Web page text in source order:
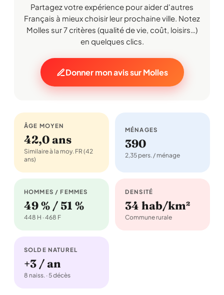
Partagez votre expérience pour aider d'autres
Français à mieux choisir leur prochaine ville. Notez
Molles sur 7 critères (qualité de vie, coût, loisirs…)
en quelques clics.
Donner mon avis sur Molles
ÂGE MOYEN
42,0 ans
Similaire à la moy. FR (42
ans)
MÉNAGES
390
2,35 pers. / ménage
HOMMES / FEMMES
49 % / 51 %
448 H · 468 F
DENSITÉ
34 hab/km²
Commune rurale
SOLDE NATUREL
+3 / an
8 naiss. · 5 décès